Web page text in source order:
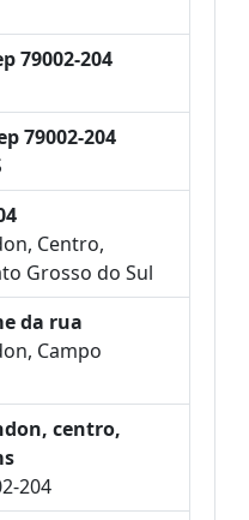
79002-204
79002-204
Centro,
Grosso do Sul
da rua
Campo
centro,
204